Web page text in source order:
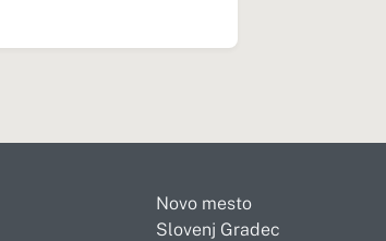
Novo mesto
Slovenj Gradec